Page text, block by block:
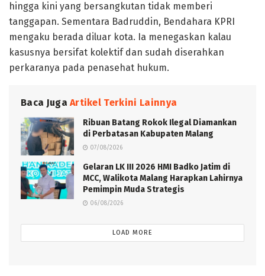
hingga kini yang bersangkutan tidak memberi
tanggapan. Sementara Badruddin, Bendahara KPRI
mengaku berada diluar kota. Ia menegaskan kalau
kasusnya bersifat kolektif dan sudah diserahkan
perkaranya pada penasehat hukum.
Baca Juga Artikel Terkini Lainnya
Ribuan Batang Rokok Ilegal Diamankan
di Perbatasan Kabupaten Malang
07/08/2026
Gelaran LK III 2026 HMI Badko Jatim di
MCC, Walikota Malang Harapkan Lahirnya
Pemimpin Muda Strategis
06/08/2026
LOAD MORE